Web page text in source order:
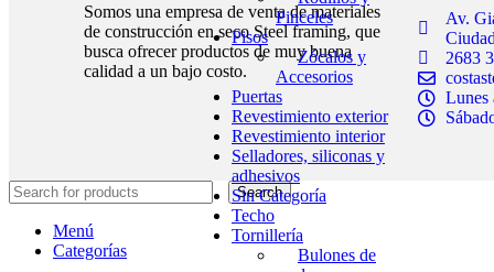
Pinceles
Pisos
Zócalos y
Accesorios
Puertas
Revestimiento exterior
Revestimiento interior
Selladores, siliconas y
adhesivos
Sin Categoría
Techo
Tornillería
Bulones de
Somos una empresa de venta de materiales
de construcción en seco Steel framing, que
busca ofrecer productos de muy buena
calidad a un bajo costo.
Av.
2683
Lunes
Search
Menú
Categorías